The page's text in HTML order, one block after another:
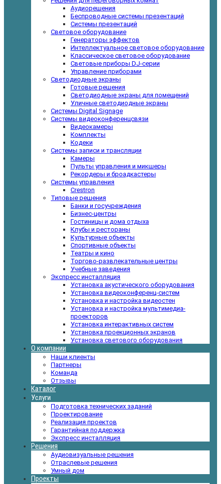
Аудиорешения
Беспроводные системы презентаций
Системы презентаций
Световое оборудование
Генераторы эффектов
Интеллектуальное световое оборудование
Классическое световое оборудование
Световые приборы DJ-серии
Управление приборами
Светодиодные экраны
Готовые решения
Светодиодные экраны для помещений
Уличные светодиодные экраны
Системы Digital Signage
Системы видеоконференцсвязи
Видеокамеры
Комплекты
Кодеки
Системы записи и трансляции
Камеры
Пульты управления и микшеры
Рекордеры и броадкастеры
Системы управления
Crestron
Типовые решения
Банки и госучреждения
Бизнес-центры
Гостиницы и дома отдыха
Клубы и рестораны
Культурные объекты
Спортивные объекты
Театры и кино
Торгово-развлекательные центры
Учебные заведения
Экспресс инсталляция
Установка акустического оборудования
Установка видеоконференц-систем
Установка и настройка видеостен
Установка и настройка мультимедиа-
проекторов
Установка интерактивных систем
Установка проекционных экранов
Установка светового оборудования
О компании
Наши клиенты
Партнеры
Команда
Отзывы
Каталог
Услуги
Подготовка технических заданий
Проектирование
Реализация проектов
Гарантийная поддержка
Экспресс инсталляция
Решения
Аудиовизуальные решения
Отраслевые решения
Умный дом
Проекты